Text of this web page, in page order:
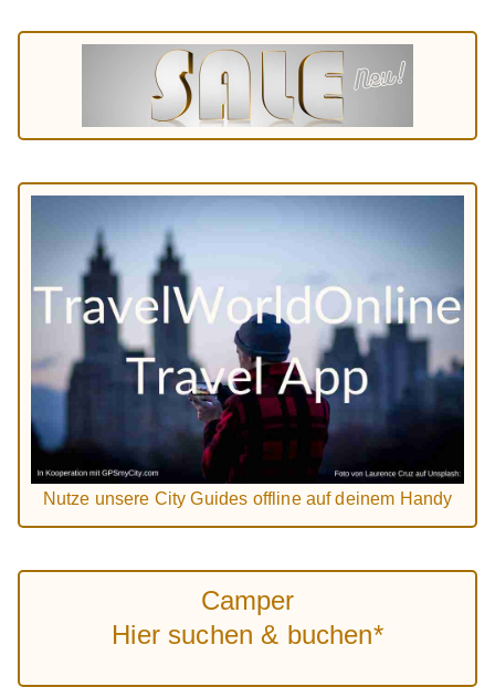
Nutze unsere City Guides offline auf deinem Handy
Camper
Hier suchen & buchen*